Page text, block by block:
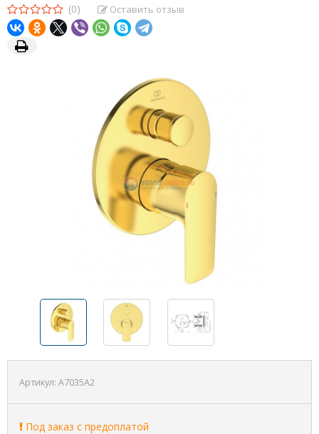
(0) Оставить отзыв
Артикул: A7035A2
Под заказ с предоплатой